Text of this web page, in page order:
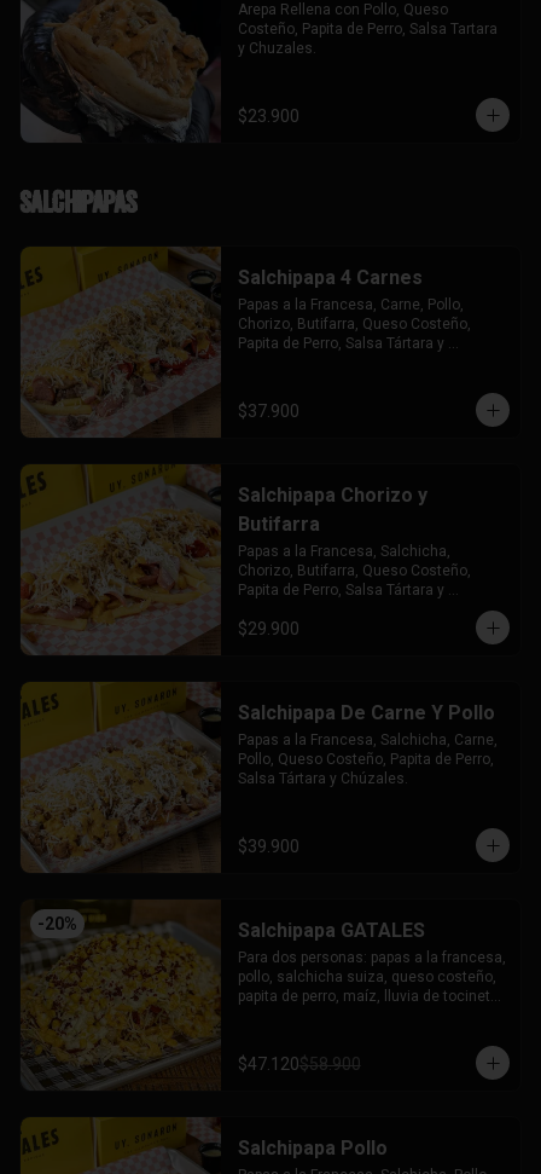
Arepa Rellena con Pollo, Queso
Costeño, Papita de Perro, Salsa Tartara
y Chuzales.
$23.900
Salchipapas
Salchipapa 4 Carnes
Papas a la Francesa, Carne, Pollo,
Chorizo, Butifarra, Queso Costeño,
Papita de Perro, Salsa Tártara y
$37.900
Salchipapa Chorizo y
Butifarra
Papas a la Francesa, Salchicha,
Chorizo, Butifarra, Queso Costeño,
Papita de Perro, Salsa Tártara y
$29.900
Salchipapa De Carne Y Pollo
Papas a la Francesa, Salchicha, Carne,
Pollo, Queso Costeño, Papita de Perro,
Salsa Tártara y Chúzales.
$39.900
-20% Salchipapa GATALES
Para dos personas: papas a la francesa,
pollo, salchicha suiza, queso costeño,
papita de perro, maíz, lluvia de tocineta,
$47.120$58.900
Salchipapa Pollo